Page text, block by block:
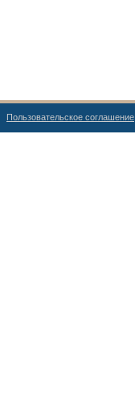
Пользовательское соглашение